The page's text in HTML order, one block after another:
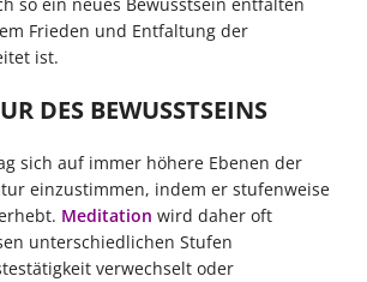
Frieden und Entfaltung der
ist.
DES BEWUSSTSEINS
sich auf immer höhere Ebenen der
einzustimmen, indem er stufenweise
Meditation wird daher oft
unterschiedlichen Stufen
verwechselt oder